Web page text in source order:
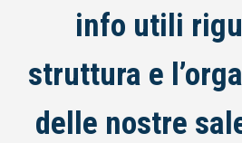
info utili
struttura e
delle nostre